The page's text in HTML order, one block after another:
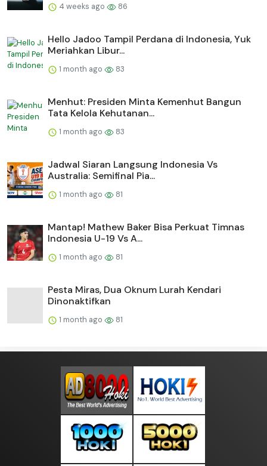
4 weeks ago 86
Hello Jadoo Tampil Perdana di Indonesia, Yuk
Meriahkan Libur...
1 month ago 83
Menhut: Presiden Minta Kemenhut Bangun
Tata Kelola Kehutanan...
1 month ago 83
Jadwal Siaran Langsung Indonesia Vs
Australia: Semifinal Pia...
1 month ago 81
Mantap! Mathew Baker Bisa Perkuat Timnas
Indonesia U-19 Vs A...
1 month ago 81
Pesta Miras, Dua Oknum Lurah Kendari
Dinonaktifkan
1 month ago 81